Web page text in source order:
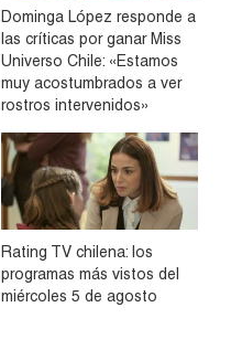
Dominga López responde a
las críticas por ganar Miss
Universo Chile: «Estamos
muy acostumbrados a ver
rostros intervenidos»
Rating TV chilena: los
programas más vistos del
miércoles 5 de agosto